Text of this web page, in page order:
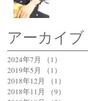
アーカイブ
2024年7月 （1）
2019年5月
（1）
2018年12月
（1）
2018年11月
（9）